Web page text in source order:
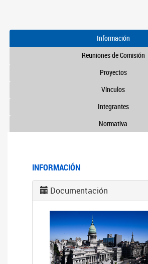
Información
Reuniones de Comisión
Proyectos
Vínculos
Integrantes
Normativa
INFORMACIÓN
Documentación